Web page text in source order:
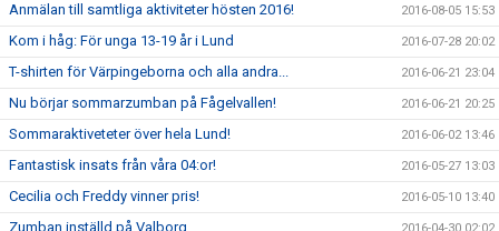
Anmälan till samtliga aktiviteter hösten 2016! 2016-08-05 15:53
Kom i håg: För unga 13-19 år i Lund 2016-07-28 20:02
T-shirten för Värpingeborna och alla andra... 2016-06-21 23:04
Nu börjar sommarzumban på Fågelvallen! 2016-06-21 20:25
Sommaraktiveteter över hela Lund! 2016-06-02 13:46
Fantastisk insats från våra 04:or! 2016-05-27 13:03
Cecilia och Freddy vinner pris! 2016-05-10 13:40
Zumban inställd på Valborg